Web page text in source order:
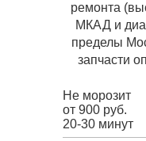
ремонта
МКАД и
пределы
запчасти
Не морозит
от 900 руб.
20-30 минут